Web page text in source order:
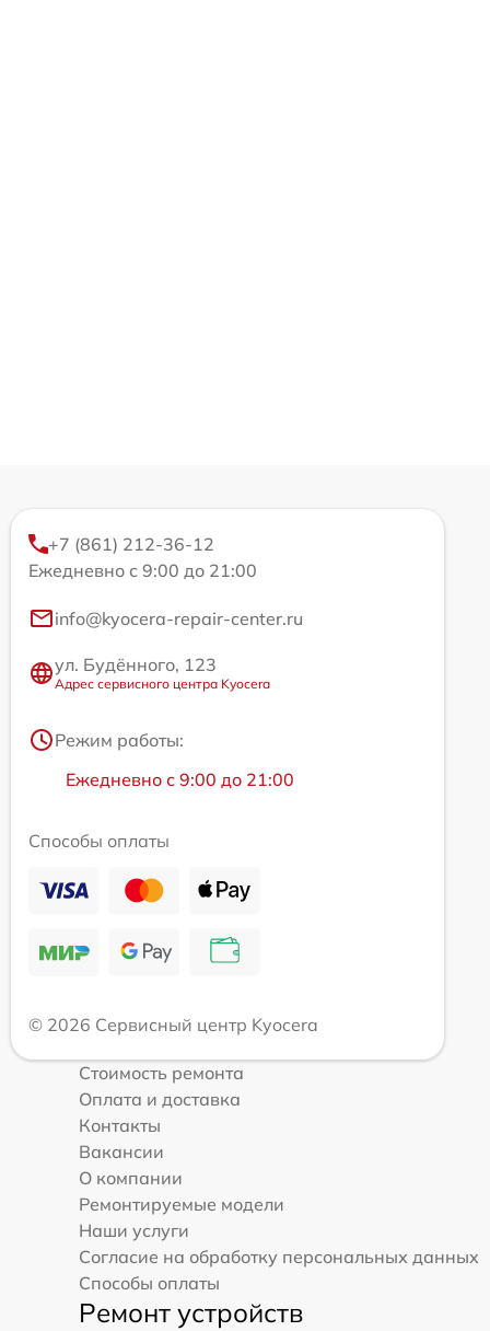
+7 (861) 212-36-12
Ежедневно с 9:00 до 21:00
info@kyocera-repair-center.ru
ул. Будённого, 123
Адрес сервисного центра Kyocera
Режим работы:
Ежедневно с 9:00 до 21:00
Способы оплаты
© 2026 Сервисный центр Kyocera
Стоимость ремонта
Оплата и доставка
Контакты
Вакансии
О компании
Ремонтируемые модели
Наши услуги
Согласие на обработку персональных данных
Способы оплаты
Ремонт устройств